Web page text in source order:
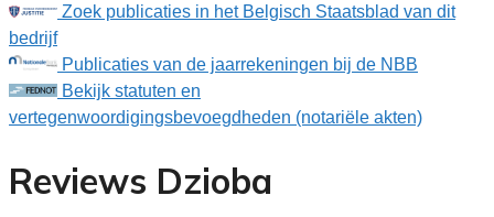
Zoek publicaties in het Belgisch Staatsblad van dit
bedrijf
Publicaties van de jaarrekeningen bij de NBB
Bekijk statuten en
vertegenwoordigingsbevoegdheden (notariële akten)
Reviews Dzioba